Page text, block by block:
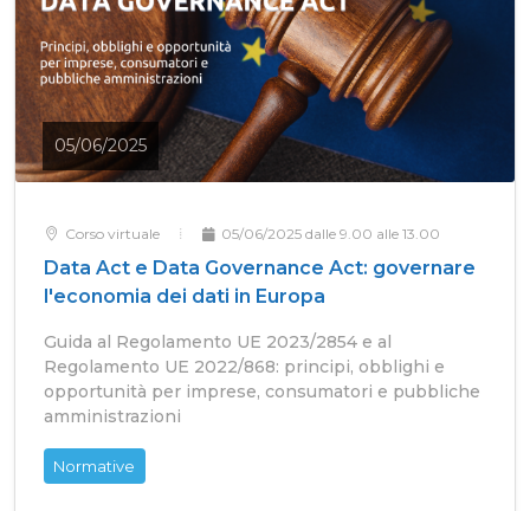
05/06/2025
Corso virtuale 05/06/2025 dalle 9.00 alle 13.00
Data Act e Data Governance Act: governare
l'economia dei dati in Europa
Guida al Regolamento UE 2023/2854 e al
Regolamento UE 2022/868: principi, obblighi e
opportunità per imprese, consumatori e pubbliche
amministrazioni
Normative